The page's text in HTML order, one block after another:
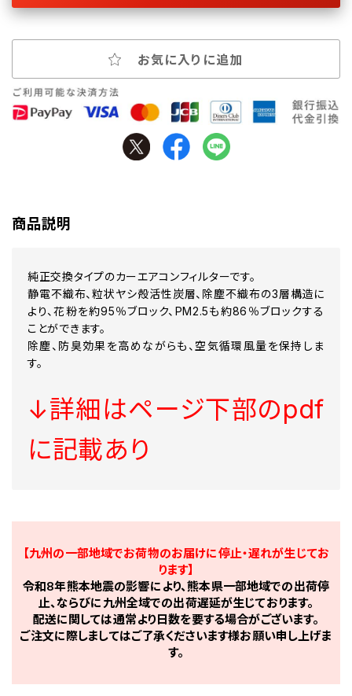
お気に入りに追加
商品説明
純正交換タイプのカーエアコンフィルターです。
静電不織布、粒状ヤシ殻活性炭層、除塵不織布の3層構造に
より、花粉を約95％ブロック、PM2.5も約86％ブロックする
ことができます。
除塵、防臭効果を高めながらも、空気循環風量を保持しま
す。
↓詳細はページ下部のpdf
に記載あり
【九州の一部地域でお荷物のお届けに停止・遅れが生じてお
ります】
令和8年熊本地震の影響により、熊本県一部地域での出荷停
止、ならびに九州全域での出荷遅延が生じております。
配送に関しては通常より日数を要する場合がございます。
ご注文に際しましてはご了承くださいます様お願い申し上げま
す。